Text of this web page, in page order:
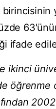
ifade
ikinci
öğrenme